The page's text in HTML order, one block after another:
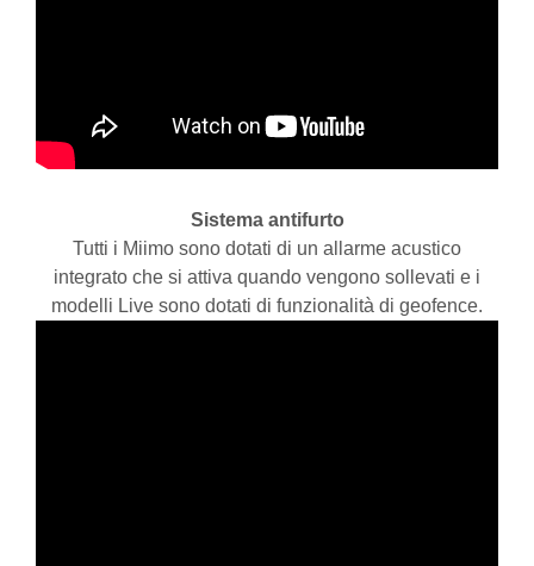
Sistema antifurto
Tutti i Miimo sono dotati di un allarme acustico
integrato che si attiva quando vengono sollevati e i
modelli Live sono dotati di funzionalità di geofence.